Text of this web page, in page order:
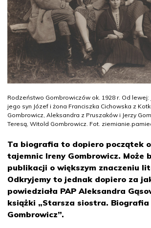
Rodzeństwo Gombrowiczów ok. 1928 r. Od lewej:
jego syn Józef i żona Franciszka Cichowska z
Gombrowicz, Aleksandra z Pruszaków i Jerzy
Teresą, Witold Gombrowicz. Fot.
Ta biografia to dopiero początek
tajemnic Ireny Gombrowicz. Może
publikacji o większym znaczeniu
Odkryjemy to jednak dopiero za
powiedziała PAP Aleksandra
książki „Starsza siostra. Biografia
Gombrowicz”.